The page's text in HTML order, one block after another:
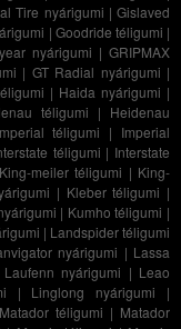
Tire nyárigumi |Gislaved
| Goodride téligumi |
nyárigumi | GRIPMAX
| GT Radial nyárigumi |
| Haida nyárigumi |
téligumi | Heidenau
téligumi | Imperial
téligumi | Interstate
King-meiler téligumi | King-
| Kleber téligumi |
| Kumho téligumi |
| Landspider téligumi
nyárigumi | Lassa
Laufenn nyárigumi | Leao
| Linglong nyárigumi |
Matador téligumi | Matador